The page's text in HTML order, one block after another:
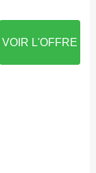
VOIR L'OFFRE